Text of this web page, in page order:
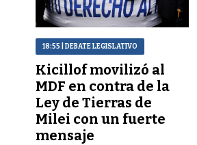
18:55 | DEBATE LEGISLATIVO
Kicillof movilizó al
MDF en contra de la
Ley de Tierras de
Milei con un fuerte
mensaje